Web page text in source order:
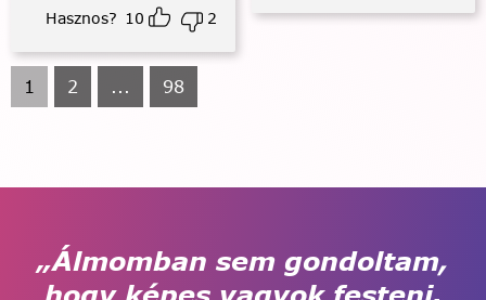
Hasznos? 10 2
1 2 ... 98
„Álmomban sem gondoltam,